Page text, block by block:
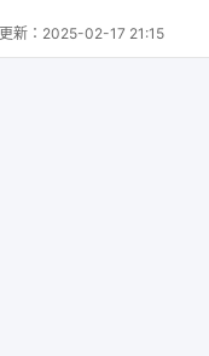
更新： 2025-02-17 21:15